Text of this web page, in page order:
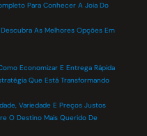
Para Conhecer A Joia Do
As Melhores Opções Em
Economizar E Entrega Rápida
Que Está Transformando
Variedade E Preços Justos
O Destino Mais Querido De